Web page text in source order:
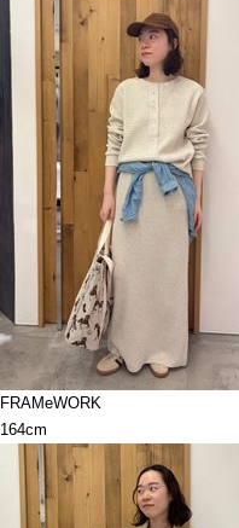
FRAMeWORK
164cm